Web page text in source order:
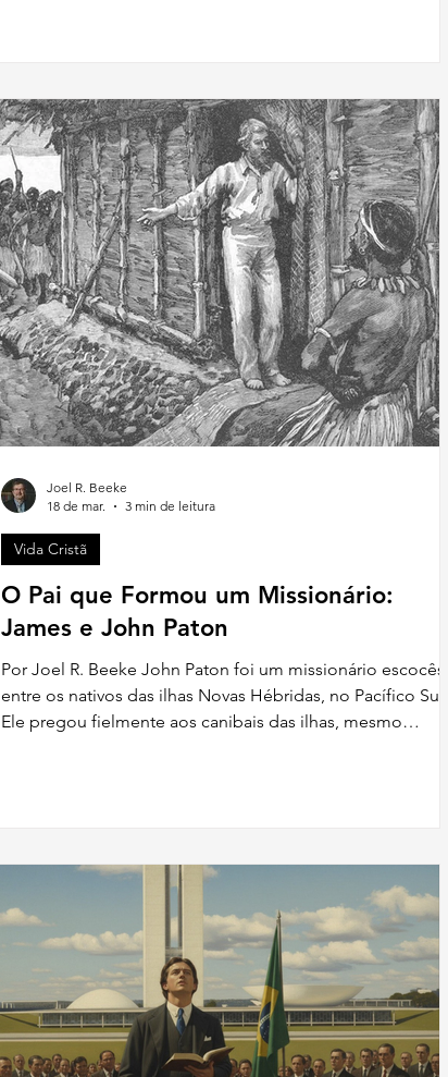
O Pai que Formou um Missionário:
James e John Paton
Por Joel R. Beeke John Paton foi um missionário escocês
entre os nativos das ilhas Novas Hébridas, no Pacífico Sul.
Ele pregou fielmente aos canibais das ilhas, mesmo
por amor a Cristo. Uma das formas pelas qua
Vida Cristã
Joel R. Beeke
18 de mar.
3 min de leitura